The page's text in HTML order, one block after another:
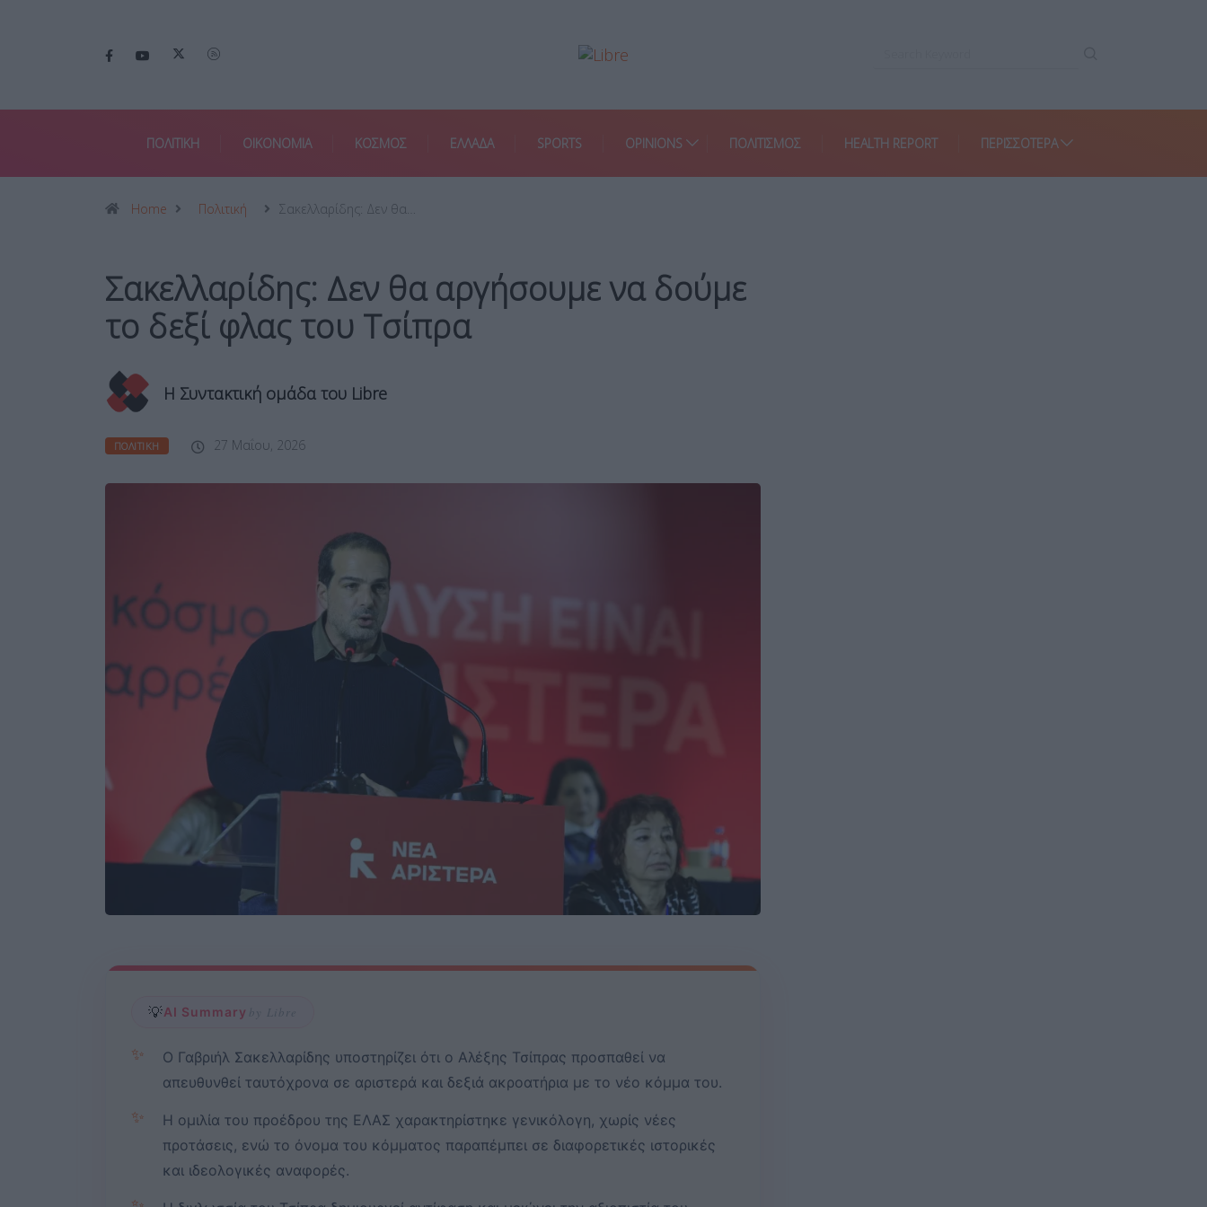
ΠΟΛΙΤΙΚΗ ΟΙΚΟΝΟΜΙΑ ΚΟΣΜΟΣ ΕΛΛΑΔΑ SPORTS OPINIONS ΠΟΛΙΤΙΣΜΟΣ HEALTH REPORT ΠΕΡΙΣΣΌΤΕΡΑ
Home Πολιτική Σακελλαρίδης: Δεν θα…
Σακελλαρίδης: Δεν θα αργήσουμε να δούμε
το δεξί φλας του Τσίπρα
Η Συντακτική ομάδα του Libre
ΠΟΛΙΤΙΚΉ 27 Μαΐου, 2026
💡AI Summary by Libre
✨
Ο Γαβριήλ Σακελλαρίδης υποστηρίζει ότι ο Αλέξης Τσίπρας προσπαθεί να
απευθυνθεί ταυτόχρονα σε αριστερά και δεξιά ακροατήρια με το νέο κόμμα του.
✨
Η ομιλία του προέδρου της ΕΛΑΣ χαρακτηρίστηκε γενικόλογη, χωρίς νέες
προτάσεις, ενώ το όνομα του κόμματος παραπέμπει σε διαφορετικές ιστορικές
και ιδεολογικές αναφορές.